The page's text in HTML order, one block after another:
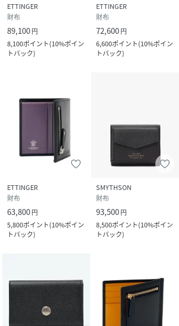
ETTINGER
財布
89,100円
8,100ポイント(10%ポイン
トバック)
ETTINGER
財布
72,600円
6,600ポイント(10%ポイン
トバック)
ETTINGER
財布
63,800円
5,800ポイント(10%ポイン
トバック)
SMYTHSON
財布
93,500円
8,500ポイント(10%ポイン
トバック)